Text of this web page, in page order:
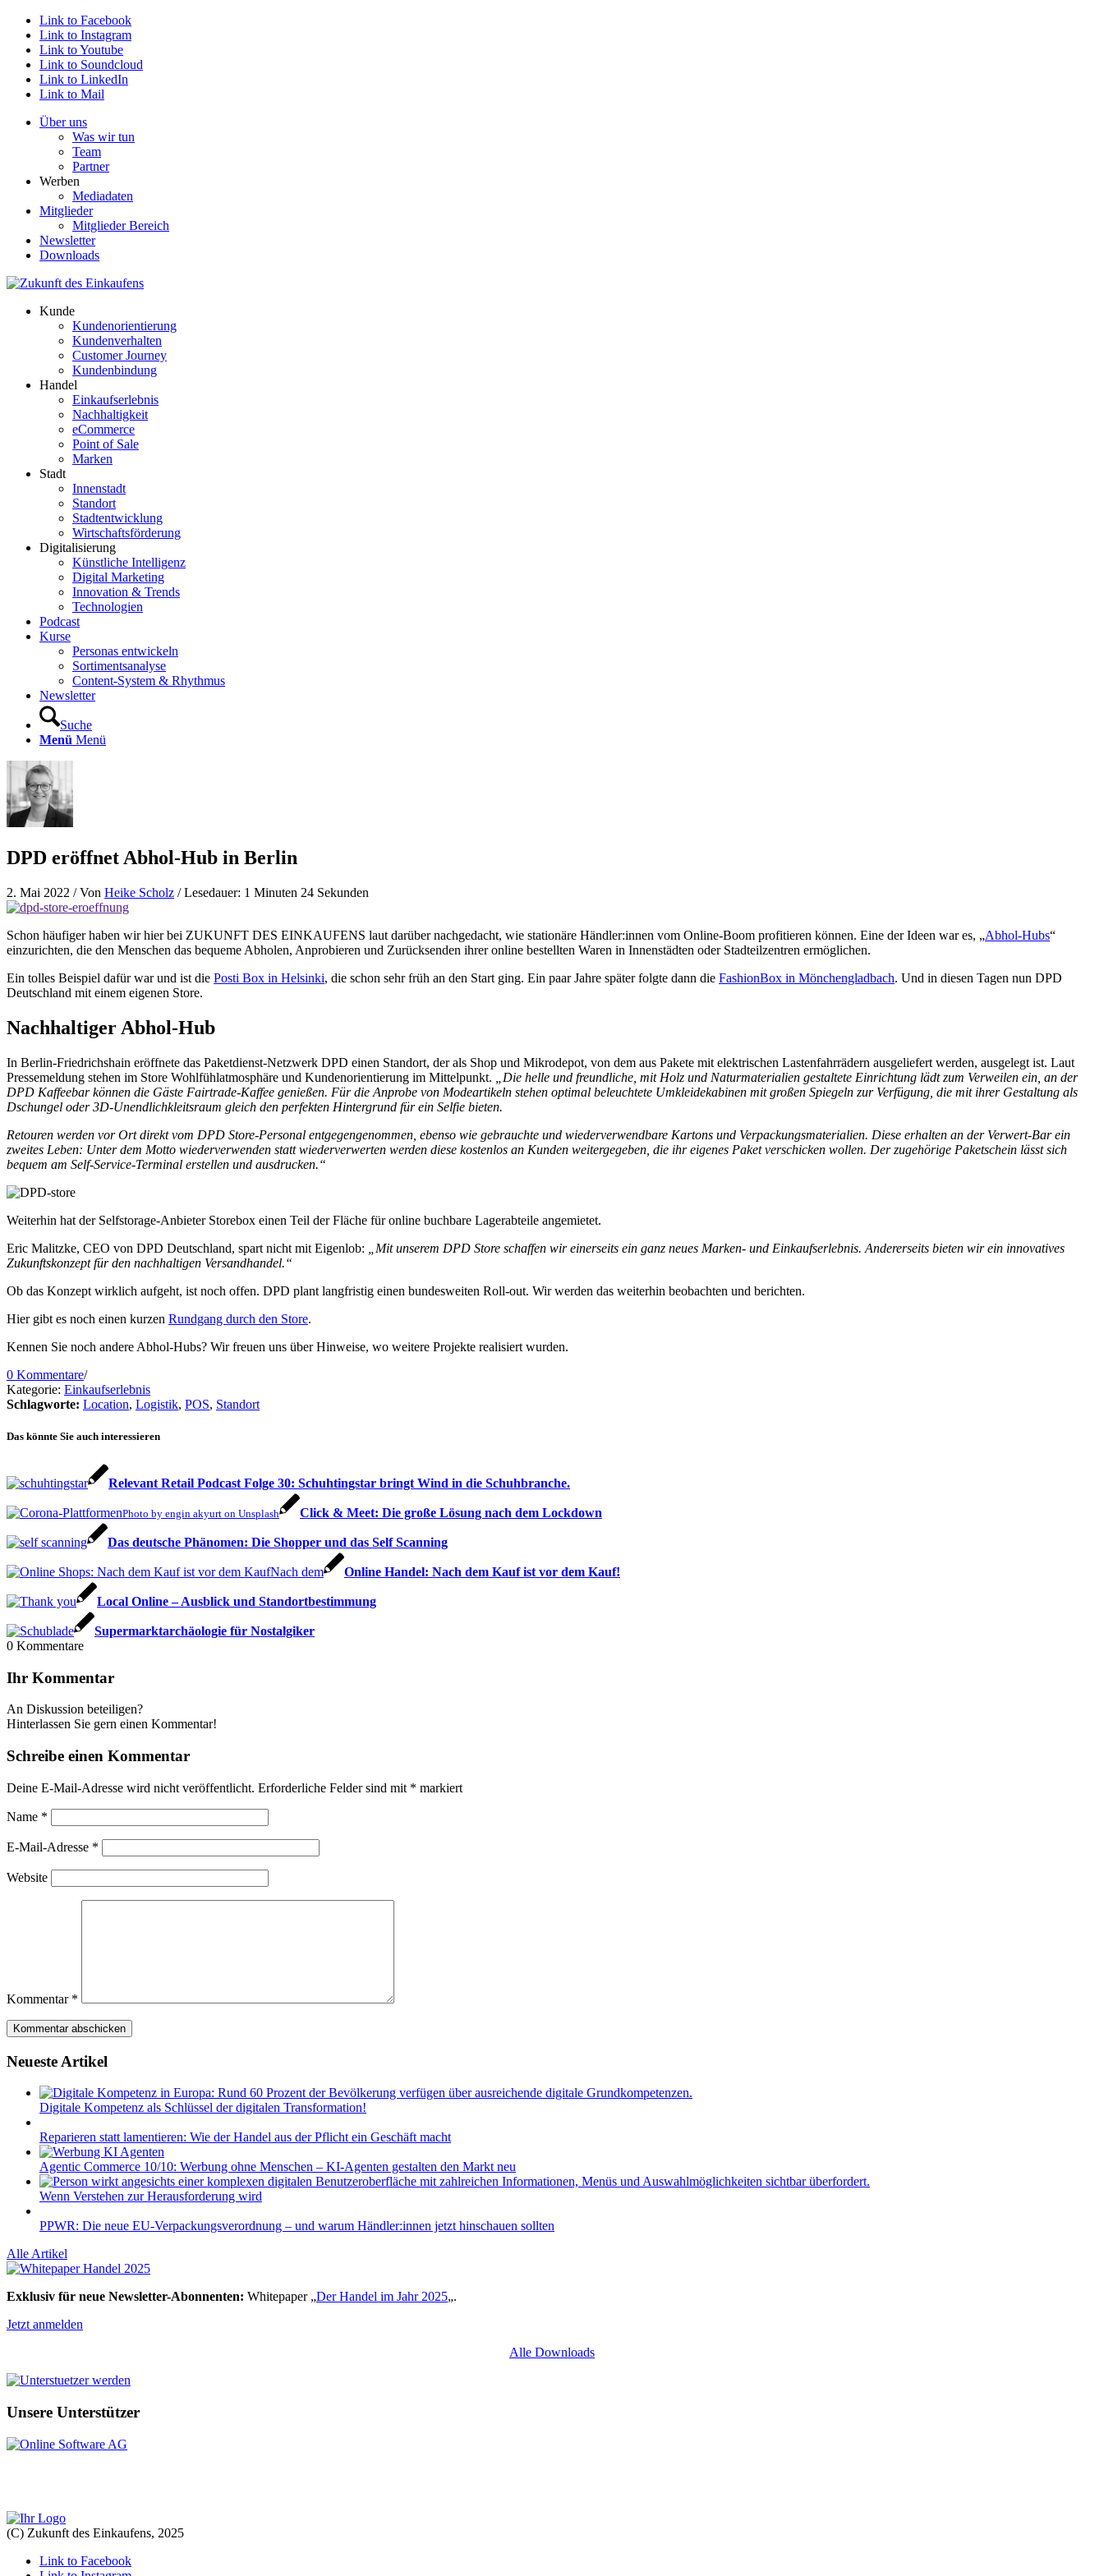
Link to Facebook
Link to Instagram
Link to Youtube
Link to Soundcloud
Link to LinkedIn
Link to Mail
Über uns
Was wir tun
Team
Partner
Werben
Mediadaten
Mitglieder
Mitglieder Bereich
Newsletter
Downloads
Kunde
Kundenorientierung
Kundenverhalten
Customer Journey
Kundenbindung
Handel
Einkaufserlebnis
Nachhaltigkeit
eCommerce
Point of Sale
Marken
Stadt
Innenstadt
Standort
Stadtentwicklung
Wirtschaftsförderung
Digitalisierung
Künstliche Intelligenz
Digital Marketing
Innovation & Trends
Technologien
Podcast
Kurse
Personas entwickeln
Sortimentsanalyse
Content-System & Rhythmus
Newsletter
Suche
Menü Menü
DPD eröffnet Abhol-Hub in Berlin
2. Mai 2022 / Von Heike Scholz / Lesedauer: 1 Minuten 24 Sekunden
Schon häufiger haben wir hier bei ZUKUNFT DES EINKAUFENS laut darüber nachgedacht, wie stationäre Händler:innen vom Online-Boom profitieren können. Eine der Ideen war es, „Abhol-Hubs“
einzurichten, die den Menschen das bequeme Abholen, Anprobieren und Zurücksenden ihrer online bestellten Waren in Innenstädten oder Stadteilzentren ermöglichen.
Ein tolles Beispiel dafür war und ist die Posti Box in Helsinki, die schon sehr früh an den Start ging. Ein paar Jahre später folgte dann die FashionBox in Mönchengladbach. Und in diesen Tagen nun DPD
Deutschland mit einem eigenen Store.
Nachhaltiger Abhol-Hub
In Berlin-Friedrichshain eröffnete das Paketdienst-Netzwerk DPD einen Standort, der als Shop und Mikrodepot, von dem aus Pakete mit elektrischen Lastenfahrrädern ausgeliefert werden, ausgelegt ist. Laut
Pressemeldung stehen im Store Wohlfühlatmosphäre und Kundenorientierung im Mittelpunkt.
„Die helle und freundliche, mit Holz und Naturmaterialien gestaltete Einrichtung lädt zum Verweilen ein, an der
DPD Kaffeebar können die Gäste Fairtrade-Kaffee genießen. Für die Anprobe von Modeartikeln stehen optimal beleuchtete Umkleidekabinen mit großen Spiegeln zur Verfügung, die mit ihrer Gestaltung als
Dschungel oder 3D-Unendlichkleitsraum gleich den perfekten Hintergrund für ein Selfie bieten.
Retouren werden vor Ort direkt vom DPD Store-Personal entgegengenommen, ebenso wie gebrauchte und wiederverwendbare Kartons und Verpackungsmaterialien. Diese erhalten an der Verwert-Bar ein
zweites Leben: Unter dem Motto wiederverwenden statt wiederverwerten werden diese kostenlos an Kunden weitergegeben, die ihr eigenes Paket verschicken wollen. Der zugehörige Paketschein lässt sich
bequem am Self-Service-Terminal erstellen und ausdrucken.“
Weiterhin hat der Selfstorage-Anbieter Storebox einen Teil der Fläche für online buchbare Lagerabteile angemietet.
Eric Malitzke, CEO von DPD Deutschland, spart nicht mit Eigenlob:
„Mit unserem DPD Store schaffen wir einerseits ein ganz neues Marken- und Einkaufserlebnis. Andererseits bieten wir ein innovatives
Zukunftskonzept für den nachhaltigen Versandhandel.“
Ob das Konzept wirklich aufgeht, ist noch offen. DPD plant langfristig einen bundesweiten Roll-out. Wir werden das weiterhin beobachten und berichten.
Hier gibt es noch einen kurzen Rundgang durch den Store.
Kennen Sie noch andere Abhol-Hubs? Wir freuen uns über Hinweise, wo weitere Projekte realisiert wurden.
0 Kommentare/
Kategorie: Einkaufserlebnis
Schlagworte: Location, Logistik, POS, Standort
Das könnte Sie auch interessieren
Relevant Retail Podcast Folge 30: Schuhtingstar bringt Wind in die Schuhbranche.
Photo by engin akyurt on Unsplash Click & Meet: Die große Lösung nach dem Lockdown
Das deutsche Phänomen: Die Shopper und das Self Scanning
Online Handel: Nach dem Kauf ist vor dem Kauf!
Local Online – Ausblick und Standortbestimmung
Supermarktarchäologie für Nostalgiker
0 Kommentare
Ihr Kommentar
An Diskussion beteiligen?
Hinterlassen Sie gern einen Kommentar!
Schreibe einen Kommentar
Deine E-Mail-Adresse wird nicht veröffentlicht. Erforderliche Felder sind mit * markiert
Name *
E-Mail-Adresse *
Website
Kommentar *
Neueste Artikel
Digitale Kompetenz als Schlüssel der digitalen Transformation!
Reparieren statt lamentieren: Wie der Handel aus der Pflicht ein Geschäft macht
Agentic Commerce 10/10: Werbung ohne Menschen – KI-Agenten gestalten den Markt neu
Wenn Verstehen zur Herausforderung wird
PPWR: Die neue EU-Verpackungsverordnung – und warum Händler:innen jetzt hinschauen sollten
Alle Artikel
Exklusiv für neue Newsletter-Abonnenten: Whitepaper „Der Handel im Jahr 2025„.
Jetzt anmelden
Alle Downloads
Unsere Unterstützer
(C) Zukunft des Einkaufens, 2025
Link to Facebook